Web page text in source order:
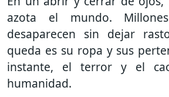
azota el mundo.
desaparecen sin dejar
queda es su ropa y sus
instante, el terror y el
humanidad.